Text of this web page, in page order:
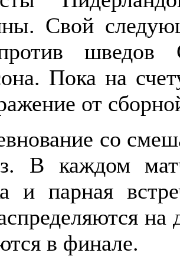
Свой
Пока на
от
со
В каждом
и парная
на
в финале.